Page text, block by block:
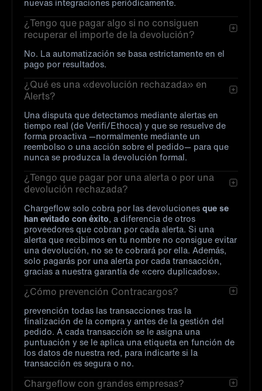
¿Tengo que pagar algo si no consiguen
recuperar el importe de la devolución?
No. La automatización se basa estrictamente en el
pago por resultados.
¿Qué es una «devolución rechazada» en
Alerts?
Una disputa que detectamos mediante alertas en
tiempo real (de Verifi/Ethoca) y que se resuelve de
forma proactiva —normalmente mediante un
reembolso o una acción sobre el pedido— para que
nunca se produzca la devolución formal.
¿Tengo que pagar por una alerta o por una
devolución rechazada?
Chargeflow solo cobra por las devolucionesque se
han evitado con éxito, a diferencia de otros
proveedores que cobran por cada alerta. Si una
alerta que recibimos en tu nombre no consigue evitar
una devolución, no se te cobrará por ella. Además,
solo pagarás por una alerta por cada transacción,
gracias a nuestra garantía de «cero duplicados».
¿Cómo prevención Contracargos?
prevención todas las transacciones tras la
finalización de la compra y antes de la gestión del
pedido. A cada transacción se le asigna una
puntuación y se le aplica una etiqueta en función de
los datos de nuestra red, para indicarte si la
transacción es segura o no.
Chargeflow con grandes empresas?